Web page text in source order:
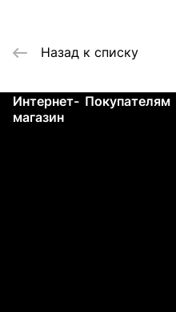
Назад к списку
Интернет-
магазин
Покупателям